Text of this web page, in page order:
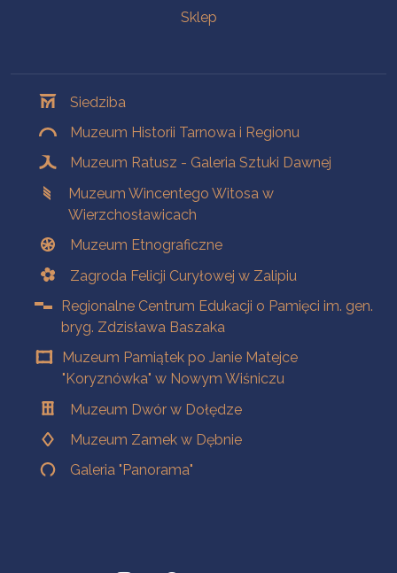
Sklep
Siedziba
Muzeum Historii Tarnowa i Regionu
Muzeum Ratusz - Galeria Sztuki Dawnej
Muzeum Wincentego Witosa w
Wierzchosławicach
Muzeum Etnograficzne
Zagroda Felicji Curyłowej w Zalipiu
Regionalne Centrum Edukacji o Pamięci im. gen.
bryg. Zdzisława Baszaka
Muzeum Pamiątek po Janie Matejce
"Koryznówka" w Nowym Wiśniczu
Muzeum Dwór w Dołędze
Muzeum Zamek w Dębnie
Galeria "Panorama"